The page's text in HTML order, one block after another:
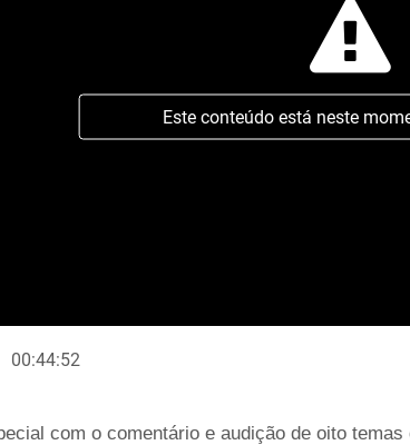
Este conteúdo está neste
00:44:52
com o comentário e audição de oito